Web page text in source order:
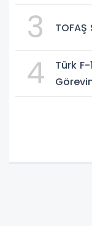
3
4
Türk F-